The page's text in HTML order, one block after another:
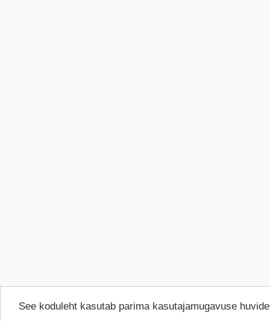
See koduleht kasutab parima kasutajamugavuse